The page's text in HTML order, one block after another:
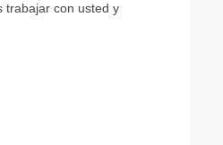
trabajar con usted y